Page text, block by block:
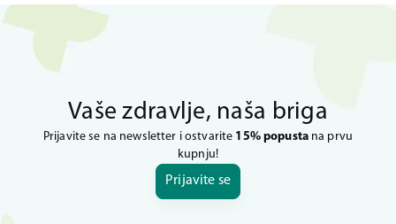
Vaše zdravlje, naša briga
Prijavite se na newsletter i ostvarite 15% popustana prvu
kupnju!
Prijavite se